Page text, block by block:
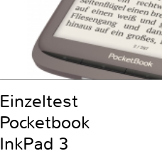
Einzeltest
Pocketbook
InkPad 3